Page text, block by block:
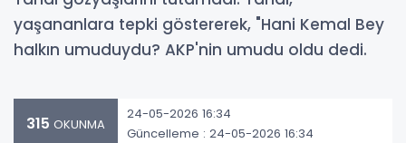
yaşananlara tepki göstererek, "Hani Kemal Bey
halkın umuduydu? AKP'nin umudu oldu dedi.
315 OKUNMA
24-05-2026 16:34
Güncelleme : 24-05-2026 16:34